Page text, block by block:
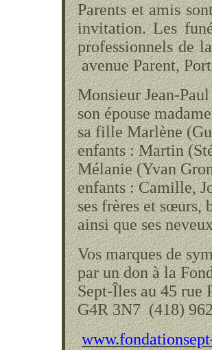
Parents et amis
invitation. Les
professionnels de
avenue Parent,
Monsieur Jean-
son épouse
sa fille Marlène
enfants : Martin
Mélanie (Yvan
enfants : Camille,
ses frères et sœurs,
ainsi que ses
Vos marques de
par un don à la
Sept-Îles au 45 rue
G4R 3N7 (418)